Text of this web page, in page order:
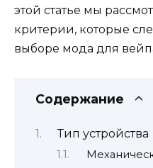
этой статье мы
критерии, которые
выборе мода для
Содержание
Тип устройства